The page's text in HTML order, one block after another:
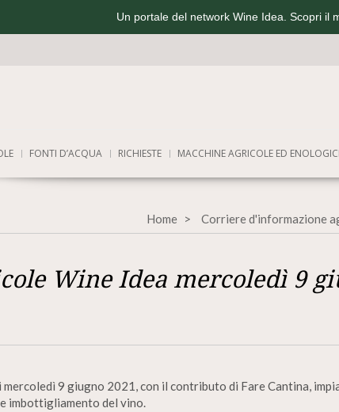
Un portale del network Wine Idea. Scopri il
FONTI D’ACQUA RICHIESTE MACCHINE AGRICOLE ED
Home Corriere d'informazione
Wine Idea mercoledì 9
mercoledì 9 giugno 2021, con il contributo di Fare Cantina,
imbottigliamento del vino.